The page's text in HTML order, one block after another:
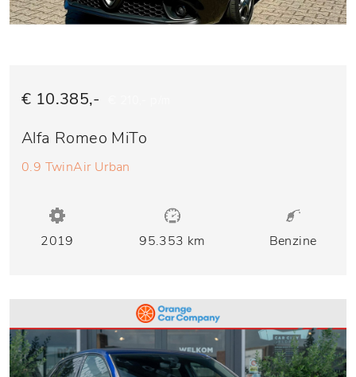
€ 10.385,-
Alfa Romeo MiTo
0.9 TwinAir Urban
2019 95.353 km Benzine